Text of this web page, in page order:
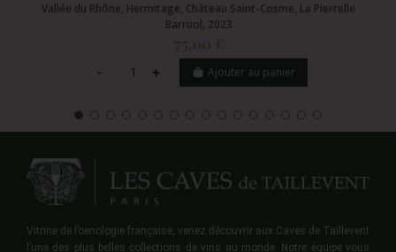
Vallée du Rhône, Hermitage, Château Saint-Cosme, La Pierrelle
Barruol, 2023
75,00 €
Ajouter au panier
Vitrine de l’oenologie française, venez découvrir aux Caves de Taillevent
l’une des plus belles collections de vins au monde. Notre équipe vous